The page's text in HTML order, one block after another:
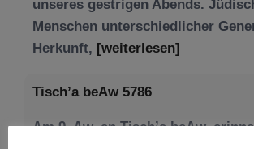
an die Zerstörung des Ersten und